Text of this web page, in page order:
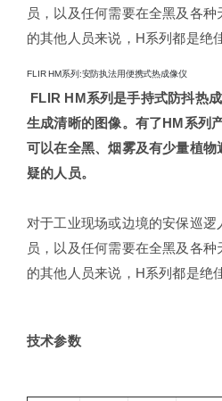
员，以及任何需要在全黑及各
的其他人员来说，H系列都是绝
FLIR HM系列:安防执法用便携式热成像仪
FLIR HM系列是手持式防抖热
生成清晰的图像。有了HM系列
可以在全黑、烟雾及有少量植
疑的人员。
对于工业现场或边境的安保巡逻
员，以及任何需要在全黑及各
的其他人员来说，H系列都是绝
技术参数